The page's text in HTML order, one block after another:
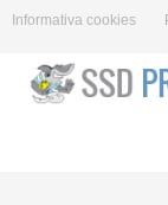
Informativa cookies